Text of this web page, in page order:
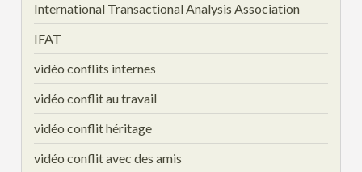
International Transactional Analysis Association
IFAT
vidéo conflits internes
vidéo conflit au travail
vidéo conflit héritage
vidéo conflit avec des amis